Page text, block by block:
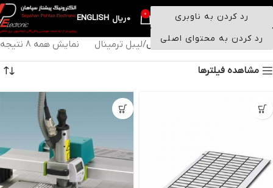
رد کردن به ناوبری
رد کردن به محتوای اصلی
0
0ریال ENGLISH
خانه ترمینال لوازم جانبی ترمینال لیبل ترمینال نمایش همه 8 نتیجه
مشاهده فیلترها